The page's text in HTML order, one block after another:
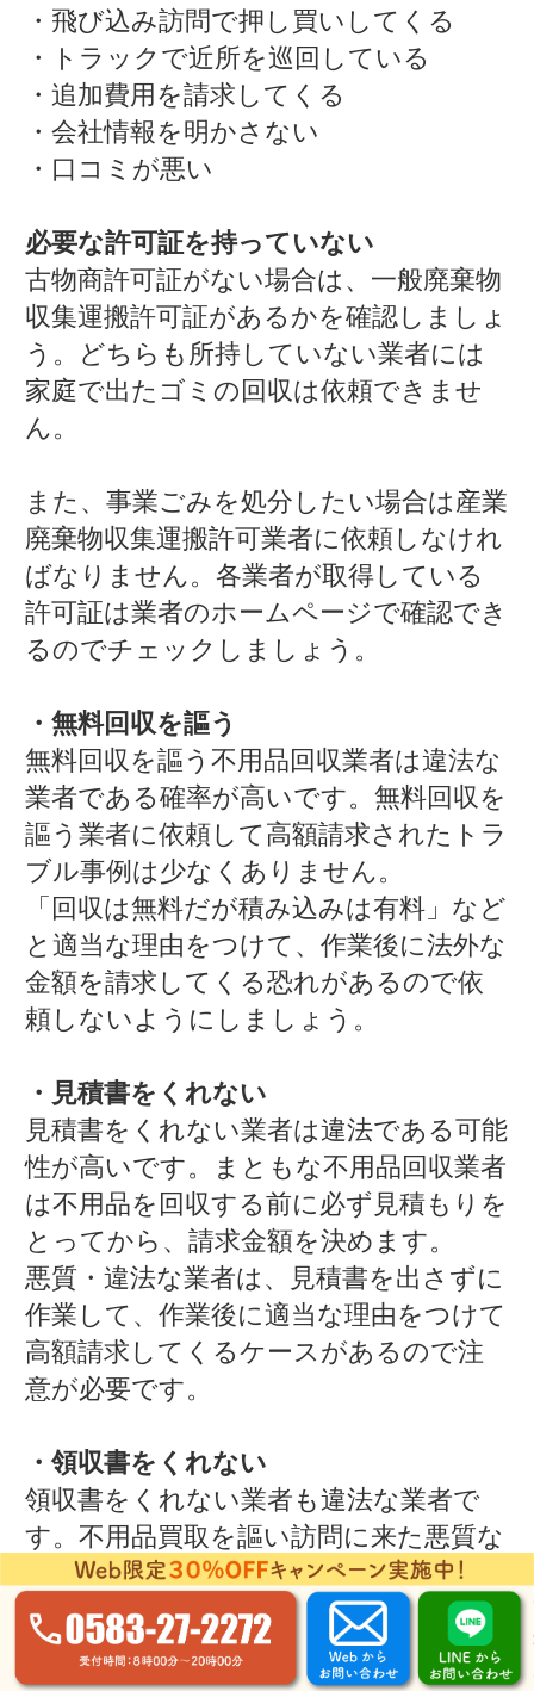
・飛び込み訪問で押し買いしてくる
・トラックで近所を巡回している
・追加費用を請求してくる
・会社情報を明かさない
・口コミが悪い
必要な許可証を持っていない
古物商許可証がない場合は、一般廃棄物
収集運搬許可証があるかを確認しましょ
う。どちらも所持していない業者には
家庭で出たゴミの回収は依頼できませ
ん。
また、事業ごみを処分したい場合は産業
廃棄物収集運搬許可業者に依頼しなけれ
ばなりません。各業者が取得している
許可証は業者のホームページで確認でき
るのでチェックしましょう。
・無料回収を謳う
無料回収を謳う不用品回収業者は違法な
業者である確率が高いです。無料回収を
謳う業者に依頼して高額請求されたトラ
ブル事例は少なくありません。
「回収は無料だが積み込みは有料」など
と適当な理由をつけて、作業後に法外な
金額を請求してくる恐れがあるので依
頼しないようにしましょう。
・見積書をくれない
見積書をくれない業者は違法である可能
性が高いです。まともな不用品回収業者
は不用品を回収する前に必ず見積もりを
とってから、請求金額を決めます。
悪質・違法な業者は、見積書を出さずに
作業して、作業後に適当な理由をつけて
高額請求してくるケースがあるので注
意が必要です。
・領収書をくれない
領収書をくれない業者も違法な業者で
す。不用品買取を謳い訪問に来た悪質な
業者が、不当な価格で買い取った証拠を
残さないために、領収書を渡さない事
例があります。領収書を渡してこない
業者に対しては、違法であり罰則があ